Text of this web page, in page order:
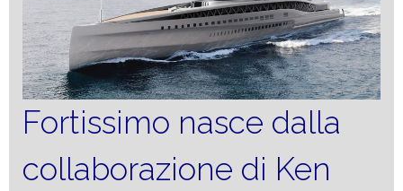
Fortissimo nasce dalla
collaborazione di Ken